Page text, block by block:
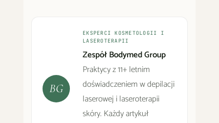
BG
EKSPERCI KOSMETOLOGII I
LASEROTERAPII
Zespół Bodymed Group
Praktycy z 11+ letnim
doświadczeniem w depilacji
laserowej i laseroterapii
skóry. Każdy artykuł